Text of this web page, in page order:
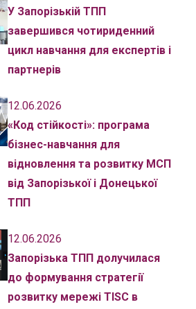
У Запорізькій ТПП
завершився чотириденний
цикл навчання для експертів і
партнерів
12.06.2026
«Код стійкості»: програма
бізнес-навчання для
відновлення та розвитку МСП
від Запорізької і Донецької
ТПП
12.06.2026
Запорізька ТПП долучилася
до формування стратегії
розвитку мережі TISC в